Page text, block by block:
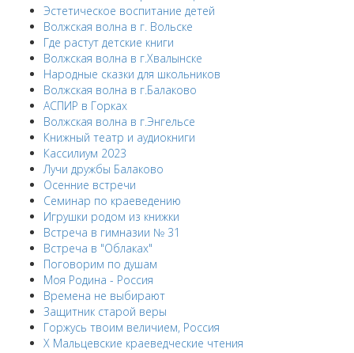
Эстетическое воспитание детей
Волжская волна в г. Вольске
Где растут детские книги
Волжская волна в г.Хвалынске
Народные сказки для школьников
Волжская волна в г.Балаково
АСПИР в Горках
Волжская волна в г.Энгельсе
Книжный театр и аудиокниги
Кассилиум 2023
Лучи дружбы Балаково
Осенние встречи
Семинар по краеведению
Игрушки родом из книжки
Встреча в гимназии № 31
Встреча в "Облаках"
Поговорим по душам
Моя Родина - Россия
Времена не выбирают
Защитник старой веры
Горжусь твоим величием, Россия
X Мальцевские краеведческие чтения